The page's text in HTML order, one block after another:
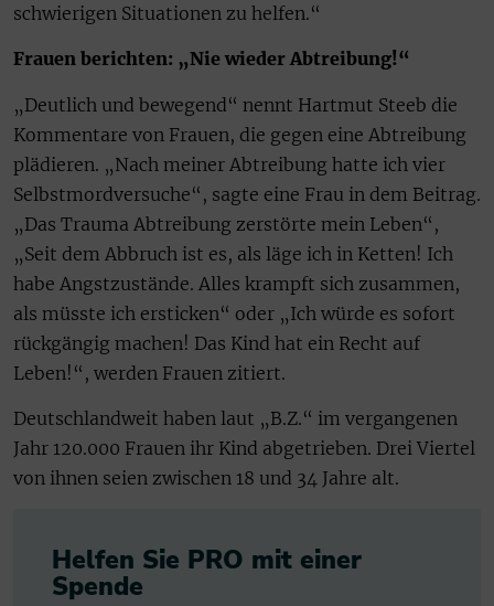
schwierigen Situationen zu helfen.“
Frauen berichten: „Nie wieder Abtreibung!“
„Deutlich und bewegend“ nennt Hartmut Steeb die
Kommentare von Frauen, die gegen eine Abtreibung
plädieren. „Nach meiner Abtreibung hatte ich vier
Selbstmordversuche“, sagte eine Frau in dem Beitrag.
„Das Trauma Abtreibung zerstörte mein Leben“,
„Seit dem Abbruch ist es, als läge ich in Ketten! Ich
habe Angstzustände. Alles krampft sich zusammen,
als müsste ich ersticken“ oder „Ich würde es sofort
rückgängig machen! Das Kind hat ein Recht auf
Leben!“, werden Frauen zitiert.
Deutschlandweit haben laut „B.Z.“ im vergangenen
Jahr 120.000 Frauen ihr Kind abgetrieben. Drei Viertel
von ihnen seien zwischen 18 und 34 Jahre alt.
Helfen Sie PRO mit einer
Spende